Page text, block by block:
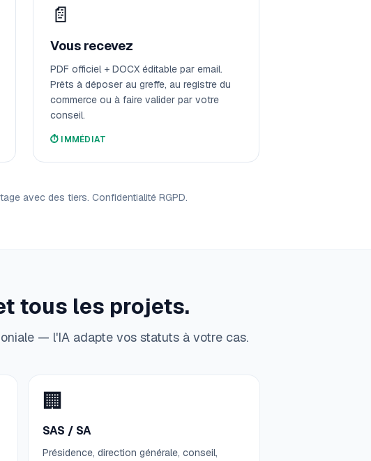
📄
Vous recevez
PDF officiel + DOCX éditable par email.
Prêts à déposer au greffe, au registre du
commerce ou à faire valider par votre
conseil.
⏱️ IMMÉDIAT
avec des tiers. Confidentialité RGPD.
tous les projets.
— l'IA adapte vos statuts à votre cas.
🏢
SAS / SA
Présidence, direction générale, conseil,